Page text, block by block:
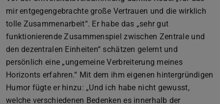
mir entgegengebrachte große Vertrauen und die wirklich
tolle Zusammenarbeit“. Er habe das „sehr gut
funktionierende Zusammenspiel zwischen Zentrale und
den dezentralen Einheiten“ schätzen gelernt und
persönlich eine „ungemeine Verbreiterung meines
Horizonts erfahren.“ Mit dem ihm eigenen hintergründigen
Humor fügte er hinzu: „Und ich habe nicht gewusst,
welche verschiedenen Bedenken es innerhalb der